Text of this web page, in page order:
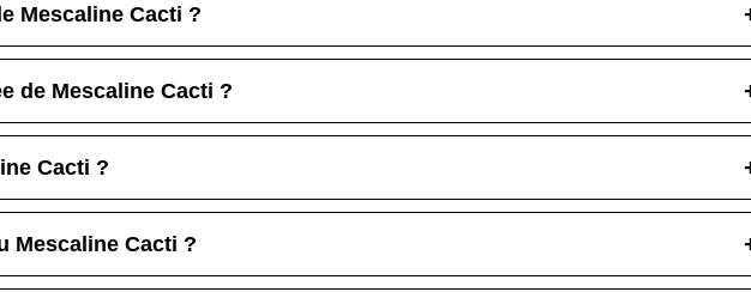
Mescaline Cacti ?
de Mescaline Cacti ?
Cacti ?
Mescaline Cacti ?